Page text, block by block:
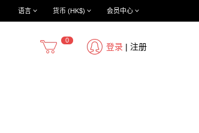
会员中心
货币 (HK$)
语言
登录 | 注册
0